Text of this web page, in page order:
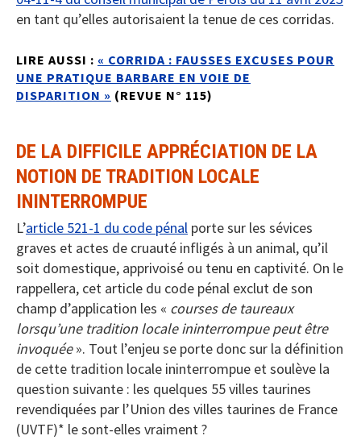
en tant qu’elles autorisaient la tenue de ces corridas.
LIRE AUSSI : « CORRIDA : FAUSSES EXCUSES POUR
UNE PRATIQUE BARBARE EN VOIE DE
DISPARITION » (REVUE N° 115)
DE LA DIFFICILE APPRÉCIATION DE LA
NOTION DE TRADITION LOCALE
ININTERROMPUE
L’article 521-1 du code pénal porte sur les sévices
graves et actes de cruauté infligés à un animal, qu’il
soit domestique, apprivoisé ou tenu en captivité. On le
rappellera, cet article du code pénal exclut de son
champ d’application les « courses de taureaux
lorsqu’une tradition locale ininterrompue peut être
invoquée». Tout l’enjeu se porte donc sur la définition
de cette tradition locale ininterrompue et soulève la
question suivante : les quelques 55 villes taurines
revendiquées par l’Union des villes taurines de France
(UVTF)* le sont-elles vraiment ?